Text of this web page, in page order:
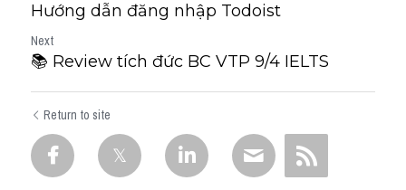
Hướng dẫn đăng nhập Todoist
Next
📚 Review tích đức BC VTP 9/4 IELTS
Return to site